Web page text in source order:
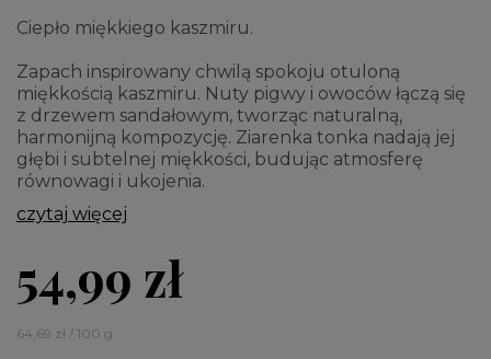
Ciepło miękkiego kaszmiru.
Zapach inspirowany chwilą spokoju otuloną
miękkością kaszmiru. Nuty pigwy i owoców łączą się
z drzewem sandałowym, tworząc naturalną,
harmonijną kompozycję. Ziarenka tonka nadają jej
głębi i subtelnej miękkości, budując atmosferę
równowagi i ukojenia.
czytaj więcej
54,99 zł
64,69 zł / 100 g